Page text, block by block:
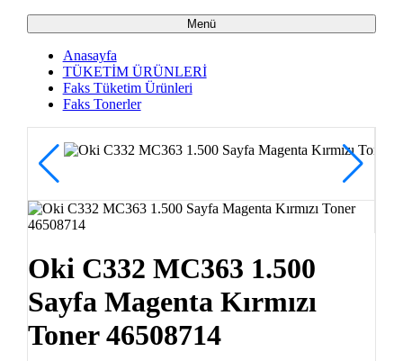
Menü
Anasayfa
TÜKETİM ÜRÜNLERİ
Faks Tüketim Ürünleri
Faks Tonerler
Oki C332 MC363 1.500
Sayfa Magenta Kırmızı
Toner 46508714